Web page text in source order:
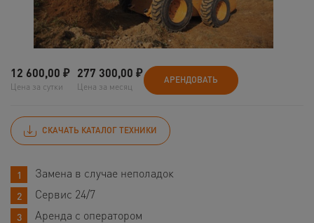
12 600,00 ₽
Цена за сутки
277 300,00 ₽
Цена за месяц
АРЕНДОВАТЬ
СКАЧАТЬ КАТАЛОГ ТЕХНИКИ
Замена в случае неполадок
Сервис 24/7
Аренда с оператором